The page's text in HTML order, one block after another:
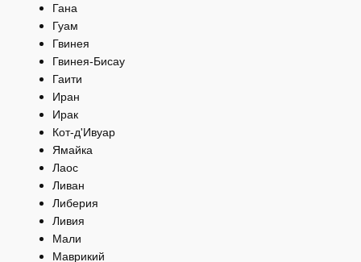
Гана
Гуам
Гвинея
Гвинея-Бисау
Гаити
Иран
Ирак
Кот-д'Ивуар
Ямайка
Лаос
Ливан
Либерия
Ливия
Мали
Маврикий